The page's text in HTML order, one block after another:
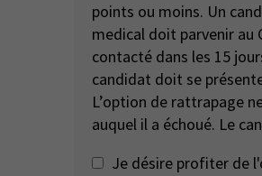
points ou moins. Un candidate a été absent pour des raisons de santé ou de compassion - un certificat
medical doit parvenir au
contacté dans les 15
candidat doit se
L’option de rattrapage
auquel il a échoué. Le
Je désire profiter de